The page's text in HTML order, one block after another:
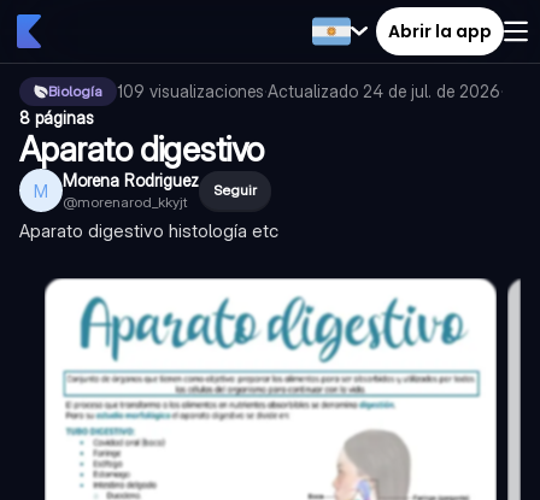
Abrir la app
Biología 109 visualizaciones·Actualizado 24 de jul. de 2026·
8 páginas
Aparato digestivo
M Morena Rodriguez
@morenarod_kkyjt
Seguir
Aparato digestivo histología etc